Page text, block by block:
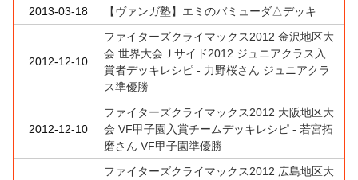
2013-03-18
【ヴァンガ塾】エミのバミューダ△デッキ
2012-12-10
ファイターズクライマックス2012 金沢地区大
会 世界大会Ｊサイド2012 ジュニアクラス入
賞者デッキレシピ - 力野桜さん ジュニアクラ
ス準優勝
2012-12-10
ファイターズクライマックス2012 大阪地区大
会 VF甲子園入賞チームデッキレシピ - 若宮拓
磨さん VF甲子園準優勝
ファイターズクライマックス2012 広島地区大